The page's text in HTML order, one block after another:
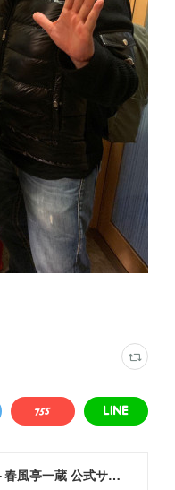
まくれ！！一蔵 －春風亭一蔵 公式サイト－